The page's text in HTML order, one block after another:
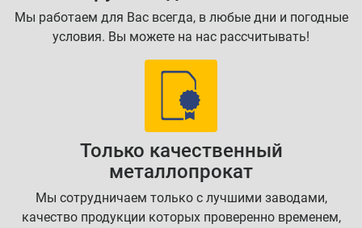
Мы работаем для Вас всегда, в любые дни и погодные
условия. Вы можете на нас рассчитывать!
Только качественный
металлопрокат
Мы сотрудничаем только с лучшими заводами,
качество продукции которых проверенно временем,